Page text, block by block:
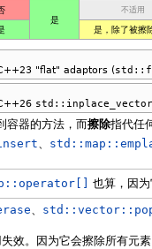
是
不适用
是，除了被擦
"flat" adaptors (
std::inplace_vector
容器的方法，而擦除指代任
、
也算，因为
、
效。因为它会擦除所有元素